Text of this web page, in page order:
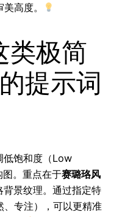
高度。
类极简
提示词
低饱和度（Low
。重点在于赛璐珞风
景纹理。通过指定特
、专注），可以更精准